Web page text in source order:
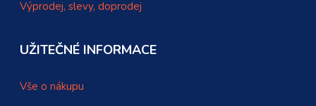
Výprodej, slevy, doprodej
UŽITEČNÉ INFORMACE
Vše o nákupu